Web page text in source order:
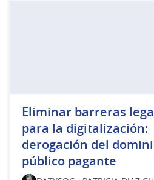
Eliminar barreras
para la digitalización:
derogación del
público pagante